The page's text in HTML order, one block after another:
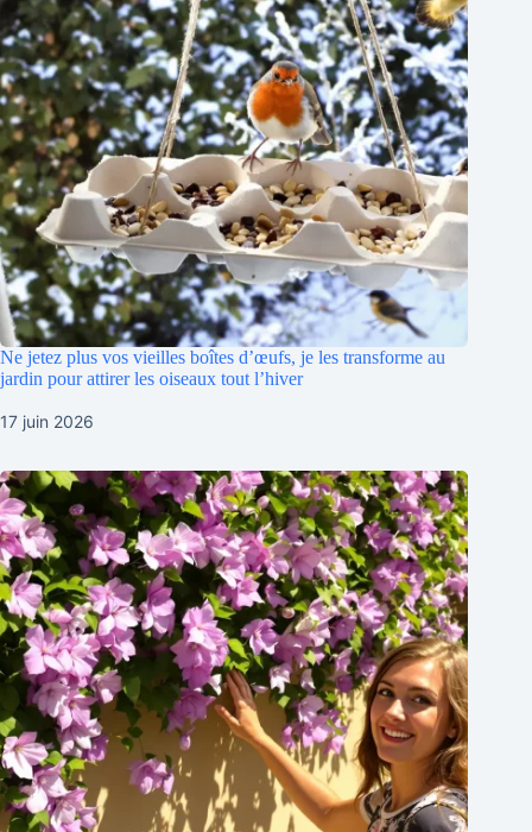
Ne jetez plus vos vieilles boîtes d’œufs, je les transforme au
jardin pour attirer les oiseaux tout l’hiver
17 juin 2026